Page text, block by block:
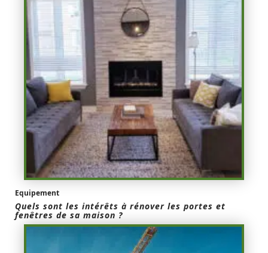
Equipement
Quels sont les intérêts à rénover les portes et
fenêtres de sa maison ?